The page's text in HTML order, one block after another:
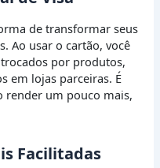
de transformar seus
Ao usar o cartão, você
por produtos,
em lojas parceiras. É
render um pouco mais,
Facilitadas